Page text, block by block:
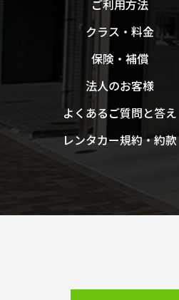
ご利用方法
クラス・料金
保険・補償
法人のお客様
よくあるご質問と答え
レンタカー規約・約款